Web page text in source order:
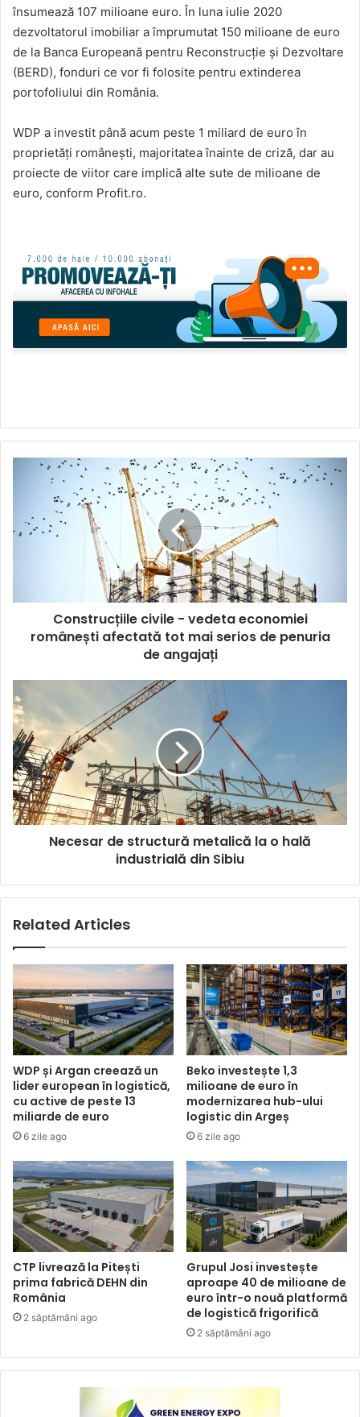
însumează 107 milioane euro. În luna iulie 2020
dezvoltatorul imobiliar a împrumutat 150 milioane de euro
de la Banca Europeană pentru Reconstrucție și Dezvoltare
(BERD), fonduri ce vor fi folosite pentru extinderea
portofoliului din România.
WDP a investit până acum peste 1 miliard de euro în
proprietăți românești, majoritatea înainte de criză, dar au
proiecte de viitor care implică alte sute de milioane de
euro, conform Profit.ro.
Construcțiile
vedeta
economiei
mai
Construcțiile civile - vedeta economiei
românești afectată tot mai serios de penuria
de angajați
de
structură
metalică
la
o
hală
industrială
din
Necesar de structură metalică la o hală
industrială din Sibiu
Related Articles
WDP și Argan creează un
lider european în logistică,
cu active de peste 13
miliarde de euro
6 zile ago
Beko investește 1,3
milioane de euro în
modernizarea hub-ului
logistic din Argeș
6 zile ago
CTP livrează la Pitești
prima fabrică DEHN din
România
2 săptămâni ago
Grupul Josi investește
aproape 40 de milioane de
euro într-o nouă platformă
de logistică frigorifică
2 săptămâni ago